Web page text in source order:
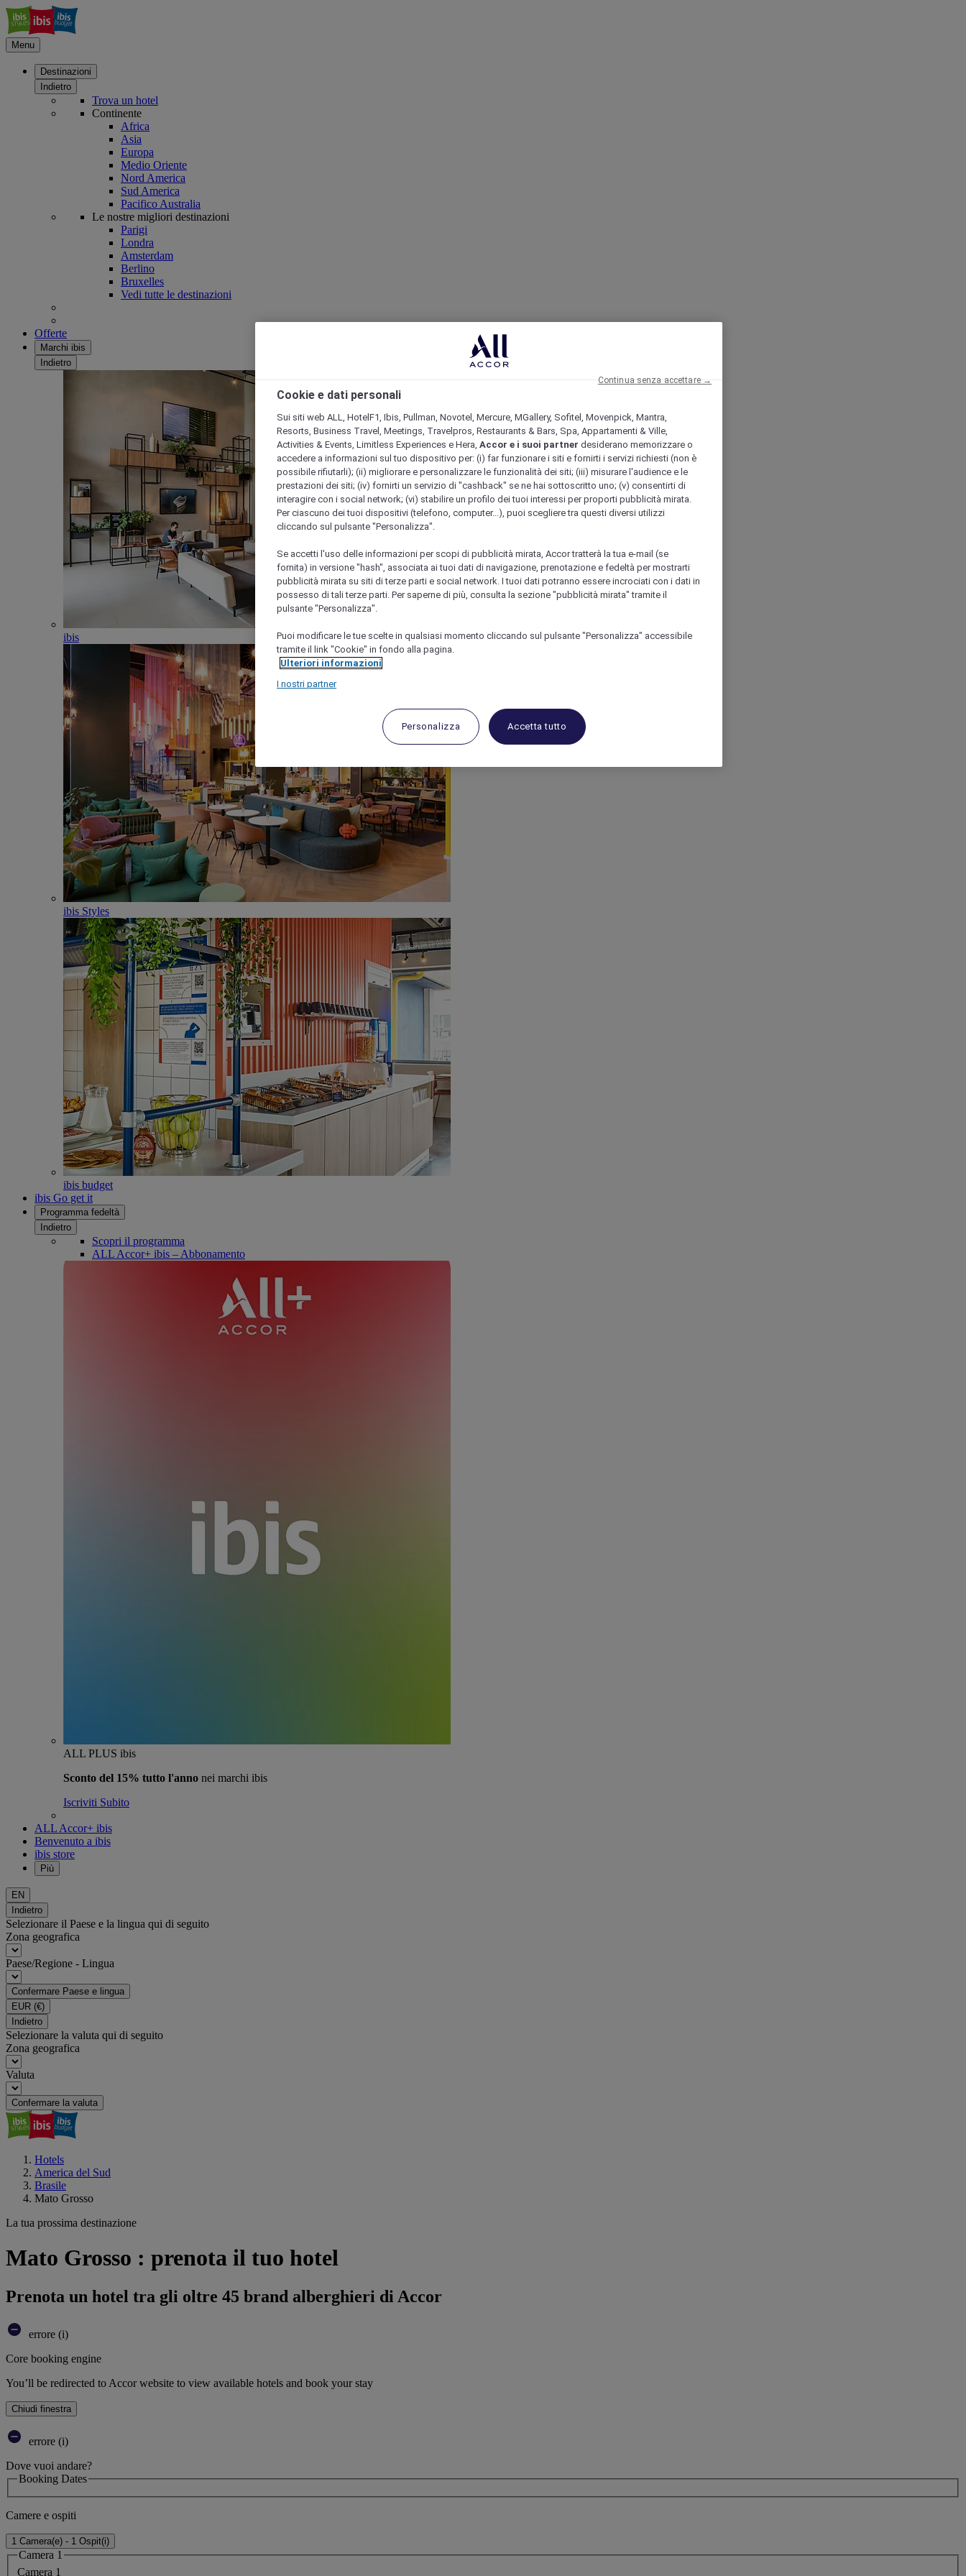
Menu
Destinazioni
Indietro
Trova un hotel
Continente
Africa
Asia
Europa
Medio Oriente
Nord America
Sud America
Pacifico Australia
Le nostre migliori destinazioni
Parigi
Londra
Amsterdam
Berlino
Bruxelles
Vedi tutte le destinazioni
Offerte
Marchi ibis
Indietro
ibis
ibis Styles
ibis budget
ibis Go get it
Programma fedeltà
Indietro
Scopri il programma
ALL Accor+ ibis – Abbonamento
ALL PLUS ibis
Sconto del 15% tutto l'anno nei marchi ibis
Iscriviti Subito
ALL Accor+ ibis
Benvenuto a ibis
ibis store
Più
EN
Indietro
Selezionare il Paese e la lingua qui di seguito
Zona geografica
Paese/Regione - Lingua
Confermare Paese e lingua
EUR (€)
Indietro
Selezionare la valuta qui di seguito
Zona geografica
Valuta
Confermare la valuta
Hotels
America del Sud
Brasile
Mato Grosso
La tua prossima destinazione
Mato Grosso : prenota il tuo hotel
Prenota un hotel tra gli oltre 45 brand alberghieri di Accor
errore (i)
Core booking engine
You’ll be redirected to Accor website to view available hotels and book your stay
Chiudi finestra
errore (i)
Dove vuoi andare?
Booking Dates
Camere e ospiti
1 Camera(e) - 1 Ospit(i)
Camera 1
Camera 1
Cookie e dati personali
Sui siti web ALL, HotelF1, Ibis, Pullman, Novotel, Mercure, MGallery, Sofitel, Movenpick, Mantra,
Resorts, Business Travel, Meetings, Travelpros, Restaurants & Bars, Spa, Appartamenti & Ville,
Activities & Events, Limitless Experiences e Hera, Accor e i suoi partner desiderano memorizzare o
accedere a informazioni sul tuo dispositivo per: (i) far funzionare i siti e fornirti i servizi richiesti (non è
possibile rifiutarli); (ii) migliorare e personalizzare le funzionalità dei siti; (iii) misurare l'audience e le
prestazioni dei siti; (iv) fornirti un servizio di "cashback" se ne hai sottoscritto uno; (v) consentirti di
interagire con i social network; (vi) stabilire un profilo dei tuoi interessi per proporti pubblicità mirata.
Per ciascuno dei tuoi dispositivi (telefono, computer...), puoi scegliere tra questi diversi utilizzi
cliccando sul pulsante "Personalizza".
Se accetti l'uso delle informazioni per scopi di pubblicità mirata, Accor tratterà la tua e-mail (se
fornita) in versione "hash", associata ai tuoi dati di navigazione, prenotazione e fedeltà per mostrarti
pubblicità mirata su siti di terze parti e social network. I tuoi dati potranno essere incrociati con i dati in
possesso di tali terze parti. Per saperne di più, consulta la sezione "pubblicità mirata" tramite il
pulsante "Personalizza".
Puoi modificare le tue scelte in qualsiasi momento cliccando sul pulsante "Personalizza" accessibile
tramite il link "Cookie" in fondo alla pagina.
Ulteriori informazioni
I nostri partner
Personalizza Accetta tutto
Continua senza accettare →